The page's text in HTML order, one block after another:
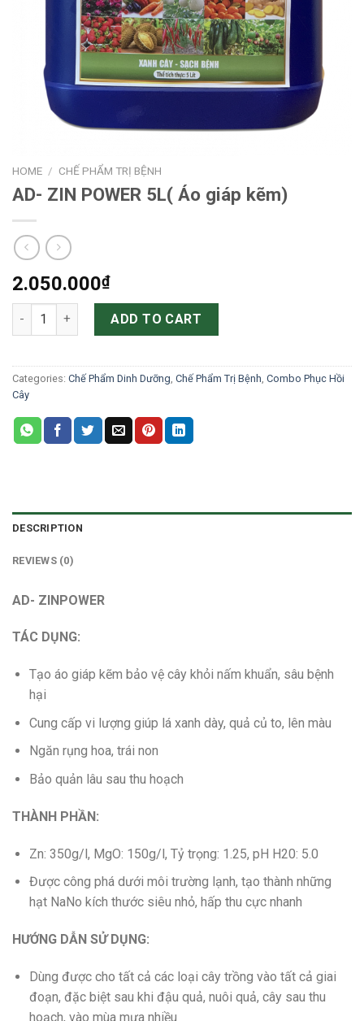
HOME / CHẾ PHẨM TRỊ BỆNH
AD- ZIN POWER 5L( Áo giáp kẽm)
2.050.000₫
AD- ZIN POWER 5L( Áo giáp kẽm) quantity
ADD TO CART
Categories: Chế Phẩm Dinh Dưỡng Chế Phẩm Trị Bệnh Combo Phục Hồi
Cây
DESCRIPTION
REVIEWS (0)
AD- ZINPOWER
TÁC DỤNG:
Tạo áo giáp kẽm bảo vệ cây khỏi nấm khuẩn, sâu bệnh
hại
Cung cấp vi lượng giúp lá xanh dày, quả củ to, lên màu
Ngăn rụng hoa, trái non
Bảo quản lâu sau thu hoạch
THÀNH PHẦN:
Zn: 350g/l, MgO: 150g/l, Tỷ trọng: 1.25, pH H20: 5.0
Được công phá dưới môi trường lạnh, tạo thành những
hạt NaNo kích thước siêu nhỏ, hấp thu cực nhanh
HƯỚNG DẪN SỬ DỤNG:
Dùng được cho tất cả các loại cây trồng vào tất cả giai
đoạn, đặc biệt sau khi đậu quả, nuôi quả, cây sau thu
hoạch, vào mùa mưa nhiều